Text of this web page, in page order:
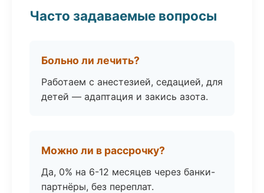
Часто задаваемые вопросы
Больно ли лечить?
Работаем с анестезией, седацией, для
детей — адаптация и закись азота.
Можно ли в рассрочку?
Да, 0% на 6-12 месяцев через банки-
партнёры, без переплат.